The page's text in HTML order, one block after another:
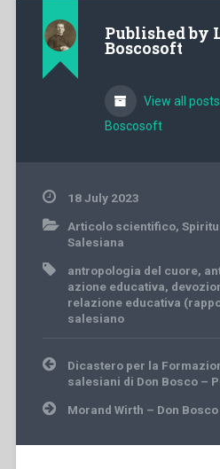
Published by
Boscosoft
View all
Boscosoft
18 July 2023
Articolo scientifico,
Salesiana
antropologia del cuore,
azione educativa,
relazione educativa
salesiano
Post
navigation
Dicastero per la
salesiani di Don Bosco –
Morand Wirth – Don